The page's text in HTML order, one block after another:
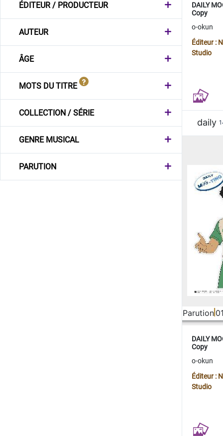
ÉDITEUR / PRODUCTEUR
AUTEUR
ÂGE
MOTS DU TITRE
COLLECTION / SÉRIE
GENRE MUSICAL
PARUTION
DAILY
Copy
o-okun
Éditeur :
Studio
daily
Parution
DAILY
Copy
o-okun
Éditeur :
Studio